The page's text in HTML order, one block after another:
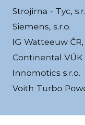
Strojírna - Tyc,
Siemens, s.r.o.
IG Watteeuw ČR,
Continental VÚK
Innomotics s.r.o.
Voith Turbo